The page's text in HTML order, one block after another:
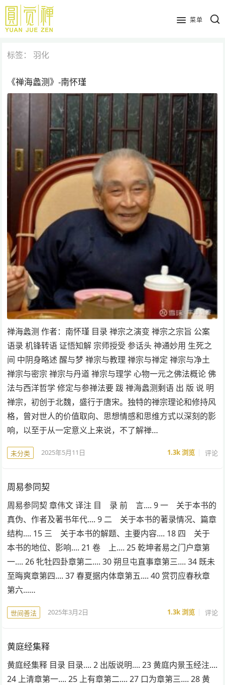
跳
主
内
菜单
标签： 羽化
《禅海蠡测》-南怀瑾
禅海蠡测 作者：南怀瑾 目录 禅宗之演变 禅宗之宗旨 公案
语录 机锋转语 证悟知解 宗师授受 参话头 神通妙用 生死之
间 中阴身略述 醒与梦 禅宗与教理 禅宗与禅定 禅宗与净土
禅宗与密宗 禅宗与丹道 禅宗与理学 心物一元之佛法概论 佛
法与西洋哲学 修定与参禅法要 跋 禅海蠡测剩语 出 版 说 明
禅宗，初创于北魏，盛行于唐宋。独特的禅宗理论和修持风
格，曾对世人的价值取向、思想情感和思维方式以深刻的影
响，以至于从一定意义上来说，不了解禅…
未分类 2025年5月11日 1.3k浏览 评论
周易参同契
周易参同契 章伟文 译注 目 录 前 言.... 9 一 关于本书的
真伪、作者及著书年代.... 9 二 关于本书的著录情况、篇章
结构.... 15 三 关于本书的解题、主要内容.... 18 四 关于
本书的地位、影响.... 21 卷 上.... 25 乾坤者易之门户章第
一.... 26 牝牡四卦章第二.... 30 朔旦屯直事章第三.... 34 既未
至晦爽章第四.... 37 春夏据内体章第五.... 40 赏罚应春秋章
第六...…
世间善法 2025年3月2日 1.3k浏览 评论
黄庭经集释
黄庭经集释 目录 目录.... 2 出版说明.... 23 黄庭内景玉经注....
24 上清章第一.... 25 上有章第二.... 27 口为章第三.... 28 黄